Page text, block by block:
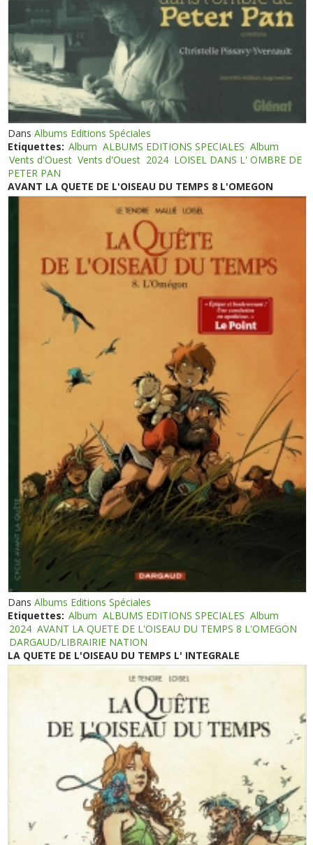
DansAlbums Editions Spéciales
Etiquettes: Album ALBUMS EDITIONS SPECIALES Album
Vents d'Ouest Vents d'Ouest 2024 LOISEL DANS L' OMBRE DE
PETER PAN
AVANT LA QUETE DE L'OISEAU DU TEMPS 8 L'OMEGON
DansAlbums Editions Spéciales
Etiquettes: Album ALBUMS EDITIONS SPECIALES Album
2024 AVANT LA QUETE DE L'OISEAU DU TEMPS 8 L'OMEGON
DARGAUD/LIBRAIRIE NATION
LA QUETE DE L'OISEAU DU TEMPS L' INTEGRALE